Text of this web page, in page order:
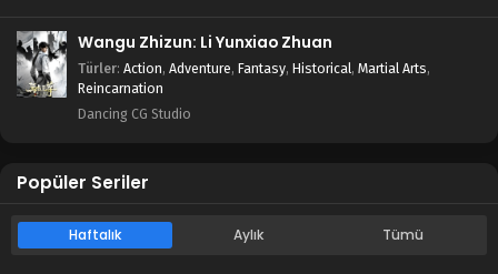
Wangu Zhizun: Li Yunxiao Zhuan
Türler: Action, Adventure, Fantasy, Historical, Martial Arts,
Reincarnation
Dancing CG Studio
Popüler Seriler
Haftalık Aylık Tümü